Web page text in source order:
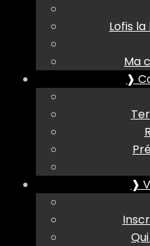
Lofis
Ma
❱
❱